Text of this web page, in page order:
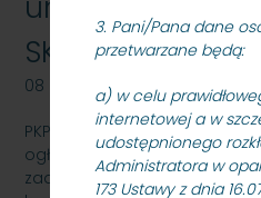
3. Pani/Pana dane
przetwarzane będą:
a) w celu
internetowej a w
udostępnionego
Administratora w
173 Ustawy z dnia
SKMMU.086.38.22.
08 listopada 2022
PKP SZYBKA KOLEJ MIEJSKA W
ogłasza przetarg
zadania pn. Aktualizacja